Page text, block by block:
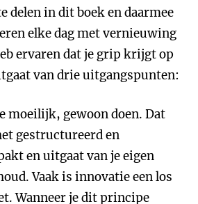
delen in dit boek en daarmee
elke dag met vernieuwing
ervaren dat je grip krijgt op
van drie uitgangspunten:
moeilijk, gewoon doen. Dat
gestructureerd en
en uitgaat van je eigen
Vaak is innovatie een los
Wanneer je dit principe